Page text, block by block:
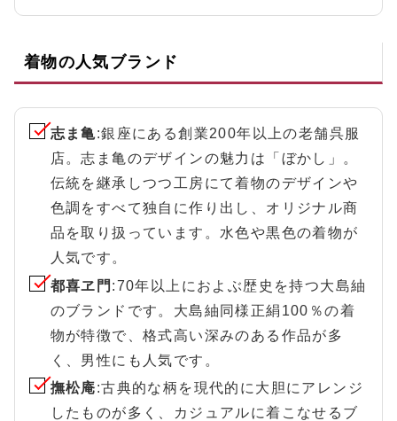
着物の人気ブランド
志ま亀:銀座にある創業200年以上の老舗呉服
店。志ま亀のデザインの魅力は「ぼかし」。
伝統を継承しつつ工房にて着物のデザインや
色調をすべて独自に作り出し、オリジナル商
品を取り扱っています。水色や黒色の着物が
人気です。
都喜ヱ門 :70年以上におよぶ歴史を持つ大島紬
のブランドです。大島紬同様正絹100％の着
物が特徴で、格式高い深みのある作品が多
く、男性にも人気です。
撫松庵:古典的な柄を現代的に大胆にアレンジ
したものが多く、カジュアルに着こなせるブ